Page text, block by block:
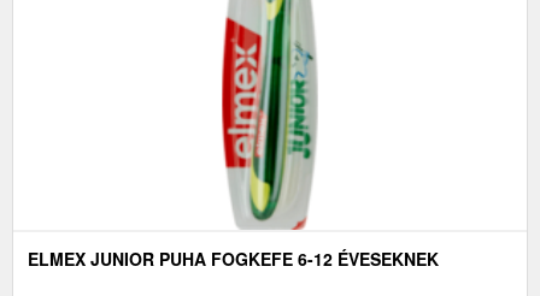
ELMEX JUNIOR PUHA FOGKEFE 6-12 ÉVESEKNEK